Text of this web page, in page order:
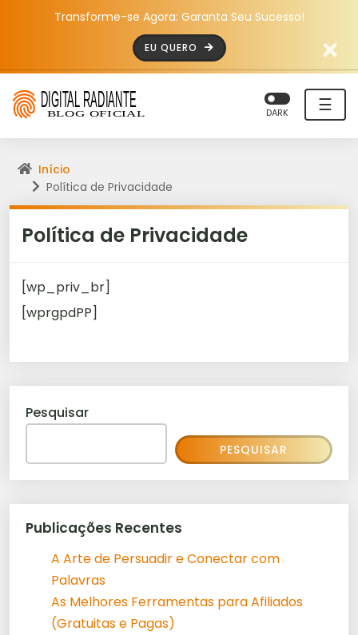
Transforme-se Agora: Garanta Seu Sucesso!
EU QUERO
☰
DARK
Início
Política de Privacidade
Política de Privacidade
[wp_priv_br]
[wprgpdPP]
Pesquisar
PESQUISAR
Publicações Recentes
A Arte de Persuadir e Conectar com
Palavras
As Melhores Ferramentas para Afiliados
(Gratuitas e Pagas)